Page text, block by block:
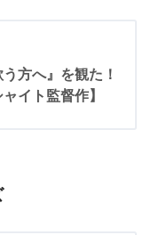
方へ』を観た！
イト監督作】